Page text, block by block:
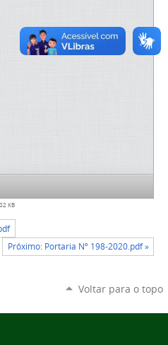
KB
Próximo: Portaria Nº 198-2020.pdf »
Voltar para o topo